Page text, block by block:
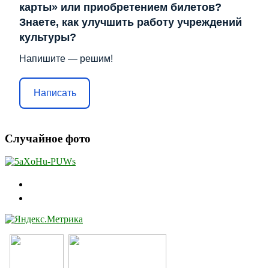
карты» или приобретением билетов?
Знаете, как улучшить работу учреждений
культуры?
Напишите — решим!
Написать
Случайное фото